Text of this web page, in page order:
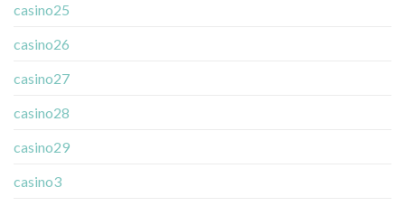
casino25
casino26
casino27
casino28
casino29
casino3